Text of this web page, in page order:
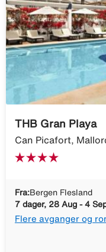
THB Gran Playa
Can Picafort,
Fra:Bergen Flesland
7 dager, 28 Aug - 4
Flere avganger og